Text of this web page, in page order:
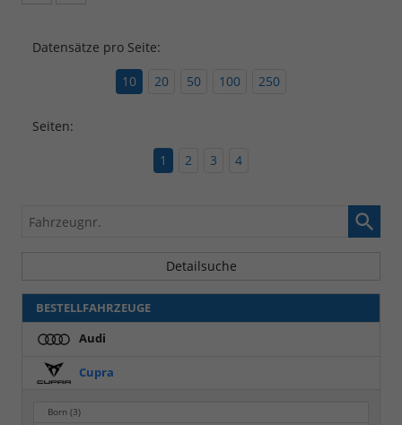
speichern/drucken
Datensätze pro Seite:
10
20 50 100 250
Seiten:
1
2 3 4
Fahrzeugnr.
Detailsuche
BESTELLFAHRZEUGE
Audi
Cupra
Born(3)